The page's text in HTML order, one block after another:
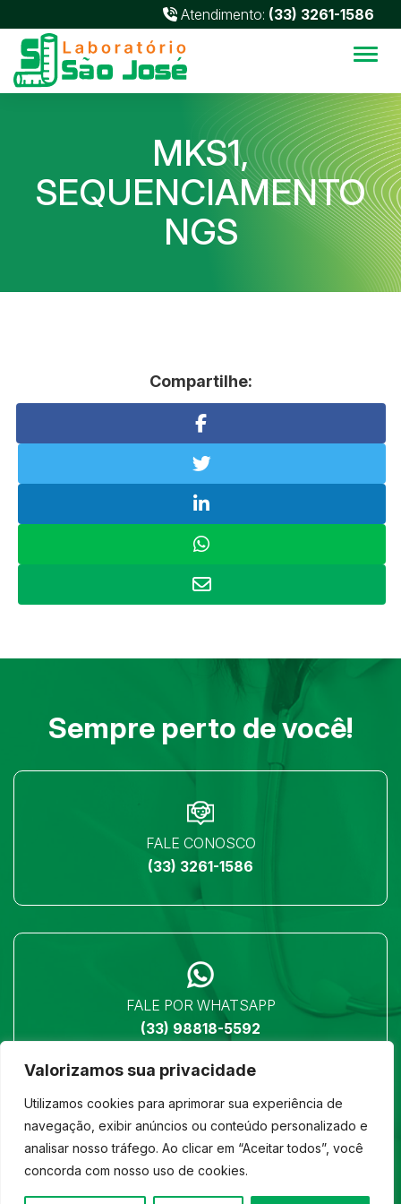
Valorizamos sua privacidade
Utilizamos cookies para aprimorar sua experiência de
navegação, exibir anúncios ou conteúdo personalizado e
analisar nosso tráfego. Ao clicar em “Aceitar todos”, você
concorda com nosso uso de cookies.
Atendimento: (33) 3261-1586
MKS1,
SEQUENCIAMENTO
NGS
Compartilhe:
Sempre perto de você!
FALE CONOSCO
(33) 3261-1586
FALE POR WHATSAPP
(33) 98818-5592
LOCALIZAÇÃO